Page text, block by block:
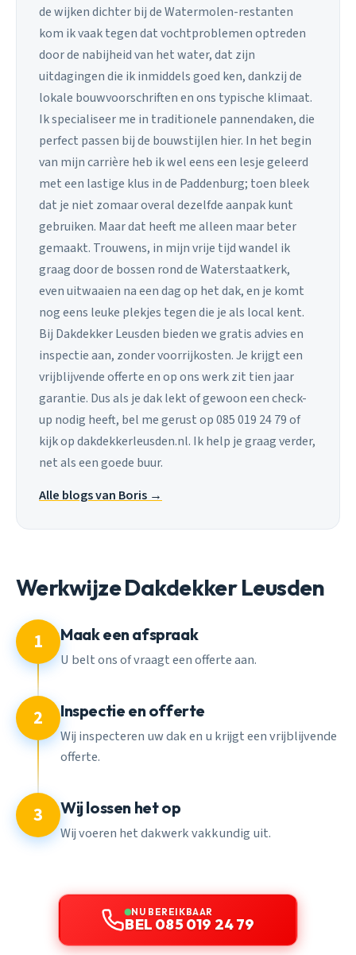
de wijken dichter bij de Watermolen-restanten
kom ik vaak tegen dat vochtproblemen optreden
door de nabijheid van het water, dat zijn
uitdagingen die ik inmiddels goed ken, dankzij de
lokale bouwvoorschriften en ons typische klimaat.
Ik specialiseer me in traditionele pannendaken, die
perfect passen bij de bouwstijlen hier. In het begin
van mijn carrière heb ik wel eens een lesje geleerd
met een lastige klus in de Paddenburg; toen bleek
dat je niet zomaar overal dezelfde aanpak kunt
gebruiken. Maar dat heeft me alleen maar beter
gemaakt. Trouwens, in mijn vrije tijd wandel ik
graag door de bossen rond de Waterstaatkerk,
even uitwaaien na een dag op het dak, en je komt
nog eens leuke plekjes tegen die je als local kent.
Bij Dakdekker Leusden bieden we gratis advies en
inspectie aan, zonder voorrijkosten. Je krijgt een
vrijblijvende offerte en op ons werk zit tien jaar
garantie. Dus als je dak lekt of gewoon een check-
up nodig heeft, bel me gerust op 085 019 24 79 of
kijk op dakdekkerleusden.nl. Ik help je graag verder,
net als een goede buur.
Alle blogs van Boris →
Werkwijze Dakdekker Leusden
1 Maak een afspraak
U belt ons of vraagt een offerte aan.
2 Inspectie en offerte
Wij inspecteren uw dak en u krijgt een vrijblijvende
offerte.
3 Wij lossen het op
Wij voeren het dakwerk vakkundig uit.
NU BEREIKBAAR
BEL 085 019 24 79